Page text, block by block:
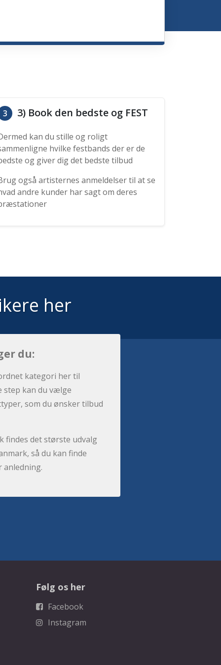
3 3) Book den bedste og FEST
kan du stille og roligt
hvilke festbands der er de
og giver dig det bedste tilbud
også artisternes anmeldelser til at se
andre kunder har sagt om deres
her
du:
kategori her til
step kan du vælge
som du ønsker tilbud
findes det største udvalg
så du kan finde
anledning.
Følg os her
Facebook
Instagram